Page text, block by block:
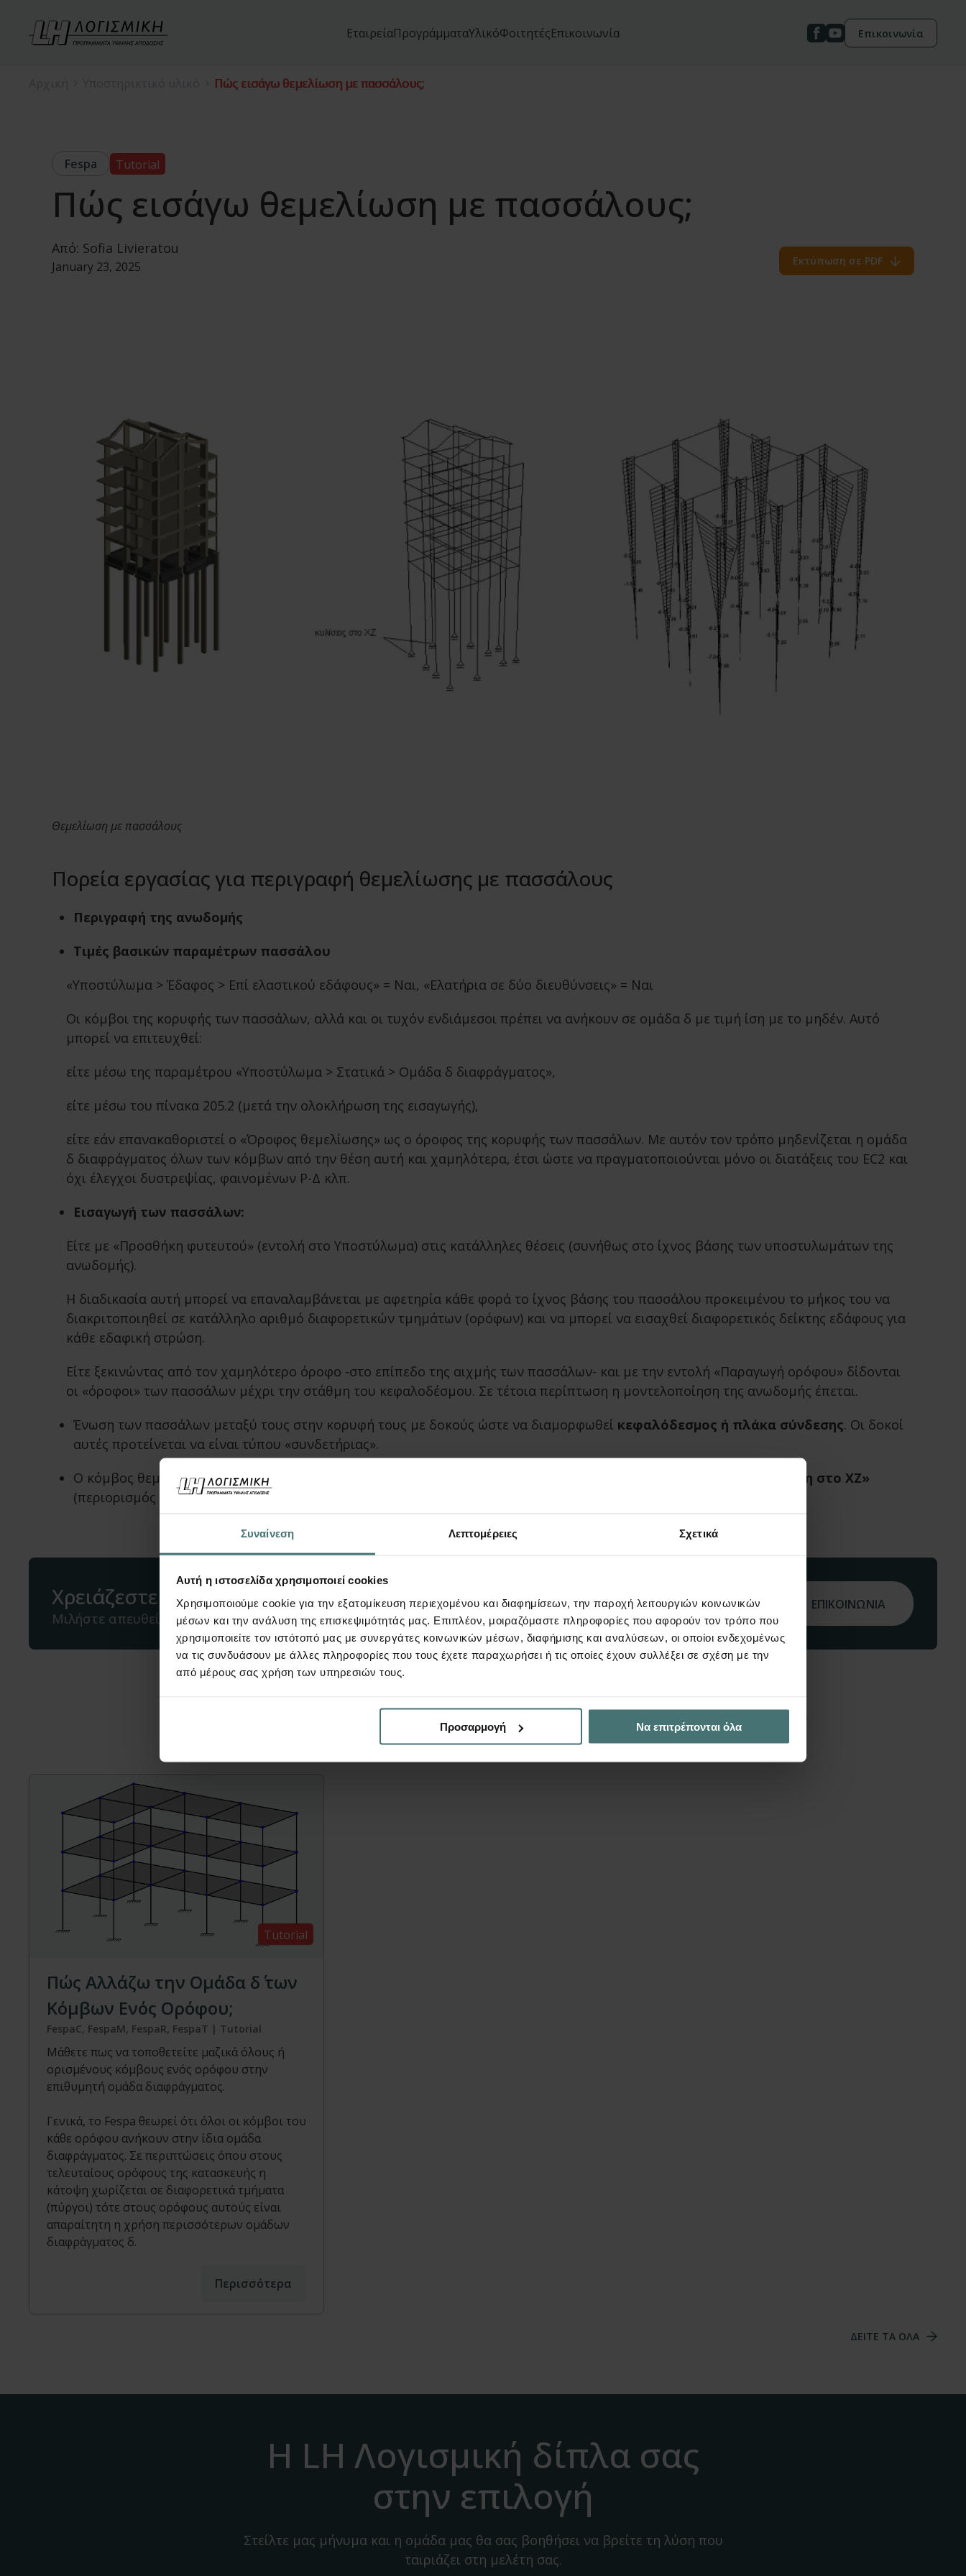
Συναίνεση Λεπτομέρειες Σχετικά
Αυτή η ιστοσελίδα χρησιμοποιεί cookies
Χρησιμοποιούμε cookie για την εξατομίκευση περιεχομένου και διαφημίσεων, την παροχή λειτουργιών κοινωνικών
μέσων και την ανάλυση της επισκεψιμότητάς μας. Επιπλέον, μοιραζόμαστε πληροφορίες που αφορούν τον τρόπο που
χρησιμοποιείτε τον ιστότοπό μας με συνεργάτες κοινωνικών μέσων, διαφήμισης και αναλύσεων, οι οποίοι ενδεχομένως
να τις συνδυάσουν με άλλες πληροφορίες που τους έχετε παραχωρήσει ή τις οποίες έχουν συλλέξει σε σχέση με την
από μέρους σας χρήση των υπηρεσιών τους.
Προσαρμογή Να επιτρέπονται όλα
ΕταιρείαΠρογράμματαΥλικόΦοιτητέςΕπικοινωνία Επικοινωνία
Πώς εισάγω θεμελίωση με πασσάλους;
Fespa Tutorial
Πώς εισάγω θεμελίωση με πασσάλους;
Από: Sofia Livieratou
January 23, 2025 Εκτύπωση σε PDF
Θεμελίωση με πασσάλους
Πορεία εργασίας για περιγραφή θεμελίωσης με πασσάλους
Περιγραφή της ανωδομής
Τιμές βασικών παραμέτρων πασσάλου
«Υποστύλωμα > Έδαφος > Επί ελαστικού εδάφους» = Ναι, «Ελατήρια σε δύο διευθύνσεις» = Ναι
Οι κόμβοι της κορυφής των πασσάλων, αλλά και οι τυχόν ενδιάμεσοι πρέπει να ανήκουν σε ομάδα δ με τιμή ίση με το μηδέν. Αυτό
μπορεί να επιτευχθεί:
είτε μέσω της παραμέτρου «Υποστύλωμα > Στατικά > Ομάδα δ διαφράγματος»,
είτε μέσω του πίνακα 205.2 (μετά την ολοκλήρωση της εισαγωγής),
είτε εάν επανακαθοριστεί ο «Όροφος θεμελίωσης» ως ο όροφος της κορυφής των πασσάλων. Με αυτόν τον τρόπο μηδενίζεται η ομάδα
δ διαφράγματος όλων των κόμβων από την θέση αυτή και χαμηλότερα, έτσι ώστε να πραγματοποιούνται μόνο οι διατάξεις του EC2 και
όχι έλεγχοι δυστρεψίας, φαινομένων Ρ-Δ κλπ.
Εισαγωγή των πασσάλων:
Είτε με «Προσθήκη φυτευτού» (εντολή στο Υποστύλωμα) στις κατάλληλες θέσεις (συνήθως στο ίχνος βάσης των υποστυλωμάτων της
ανωδομής).
Η διαδικασία αυτή μπορεί να επαναλαμβάνεται με αφετηρία κάθε φορά το ίχνος βάσης του πασσάλου προκειμένου το μήκος του να
διακριτοποιηθεί σε κατάλληλο αριθμό διαφορετικών τμημάτων (ορόφων) και να μπορεί να εισαχθεί διαφορετικός δείκτης εδάφους για
κάθε εδαφική στρώση.
Είτε ξεκινώντας από τον χαμηλότερο όροφο -στο επίπεδο της αιχμής των πασσάλων- και με την εντολή «Παραγωγή ορόφου» δίδονται
οι «όροφοι» των πασσάλων μέχρι την στάθμη του κεφαλοδέσμου. Σε τέτοια περίπτωση η μοντελοποίηση της ανωδομής έπεται.
Ένωση των πασσάλων μεταξύ τους στην κορυφή τους με δοκούς ώστε να διαμορφωθεί κεφαλόδεσμος ή πλάκα σύνδεσης. Οι δοκοί
αυτές προτείνεται να είναι τύπου «συνδετήριας».
Ο κόμβος θεμελίωσης είναι το ίχνος των αντίστοιχων κυκλικών υποστυλωμάτων. Ο τύπος στήριξης έχει τιμή
«Κύλιση στο ΧΖ»
(περιορισμός υπάρχει μόνο στην κατακόρυφη μετατόπιση).
Χρειάζεστε βοήθεια;
Μιλήστε απευθείας μαζί μας
+30 2103835324
Τηλέφωνο
lh@lhlogismiki.gr
Email ΕΠΙΚΟΙΝΩΝΙΑ
Μπορεί επίσης να σας ενδιαφέρουν
Tutorial
Πώς Αλλάζω την Ομάδα δ΄ των
Κόμβων Ενός Ορόφου;
FespaC, FespaM, FespaR, FespaT | Tutorial
Μάθετε πως να τοποθετείτε μαζικά όλους ή
ορισμένους κόμβους ενός ορόφου στην
επιθυμητή ομάδα διαφράγματος.
Γενικά, το Fespa θεωρεί ότι όλοι οι κόμβοι του
κάθε ορόφου ανήκουν στην ίδια ομάδα
διαφράγματος. Σε περιπτώσεις όπου στους
τελευταίους ορόφους της κατασκευής η
κάτοψη χωρίζεται σε διαφορετικά τμήματα
(πύργοι) τότε στους ορόφους αυτούς είναι
απαραίτητη η χρήση περισσότερων ομάδων
διαφράγματος δ.
Περισσότερα
ΔΕΙΤΕ ΤΑ ΟΛΑ
Η LH Λογισμική δίπλα σας
στην επιλογή
Στείλτε μας μήνυμα και η ομάδα μας θα σας βοηθήσει να βρείτε τη λύση που
ταιριάζει στη μελέτη σας.